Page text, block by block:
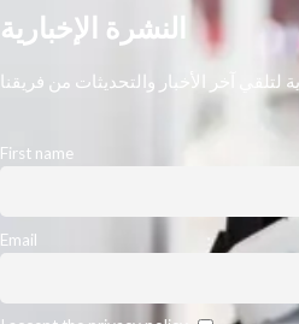
النشرة الإخبارية
لتلقي آخر الأخبار والتحديثات من فريقنا
First name
Email